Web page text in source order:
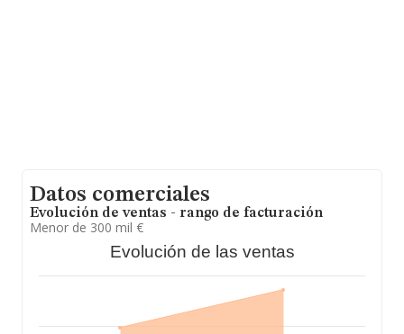
Datos comerciales
Evolución de ventas - rango de facturación
Menor de 300 mil €
Evolución de las ventas